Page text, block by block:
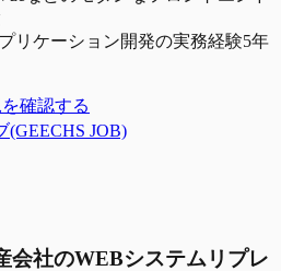
リケーション開発の実務経験5年
確認する
(GEECHS JOB)
会社のWEBシステムリプレ